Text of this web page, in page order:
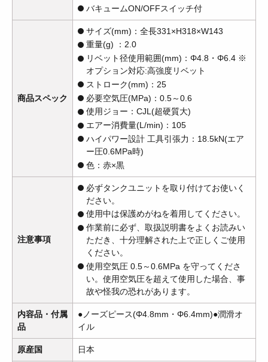
バキュームON/OFFスイッチ付
商品スペック
サイズ(mm)：全長331×H318×W143
重量(g) ：2.0
リベット径使用範囲(mm)：Φ4.8・Φ6.4 ※
オプション対応:高強度リベット
ストローク(mm)：25
必要空気圧(MPa)：0.5～0.6
使用ジョー：CJL(超硬質大)
エアー消費量(L/min)：105
ハイパワー設計 工具引張力：18.5kN(エア
ー圧0.6MPa時)
色：赤×黒
注意事項
必ずタンクユニットを取り付けてお使いく
ださい。
使用中は保護めがねを着用してください。
作業前に必ず、取扱説明書をよくお読みい
ただき、十分理解された上で正しくご使用
ください。
使用空気圧 0.5～0.6MPa を守ってくださ
い。使用空気圧を超えて使用した場合、事
故や怪我の恐れがあります。
内容品・付属
品
●ノーズピース(Φ4.8mm・Φ6.4mm)●潤滑オ
イル
原産国 日本